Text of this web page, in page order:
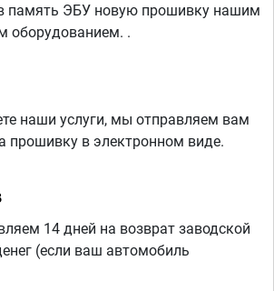
память ЭБУ новую прошивку нашим
оборудованием. .
наши услуги, мы отправляем вам
прошивку в электронном виде.
14 дней на возврат заводской
(если ваш автомобиль